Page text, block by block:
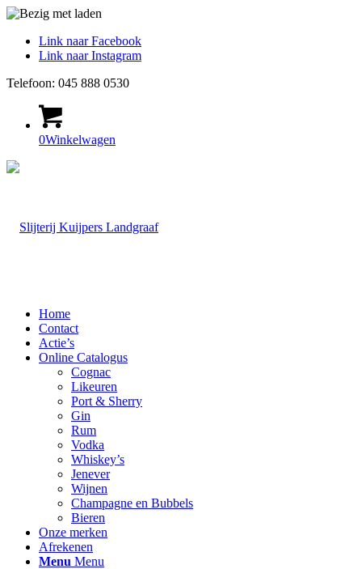
Link naar Facebook
Link naar Instagram
Telefoon: 045 888 0530
0Winkelwagen
Home
Contact
Actie’s
Online Catalogus
Cognac
Likeuren
Port & Sherry
Gin
Rum
Vodka
Whiskey’s
Jenever
Wijnen
Champagne en Bubbels
Bieren
Onze merken
Afrekenen
Menu Menu